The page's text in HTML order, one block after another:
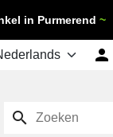
in Purmerend ~

search